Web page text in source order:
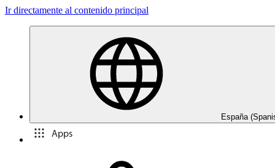
Ir directamente al contenido principal
España
Apps